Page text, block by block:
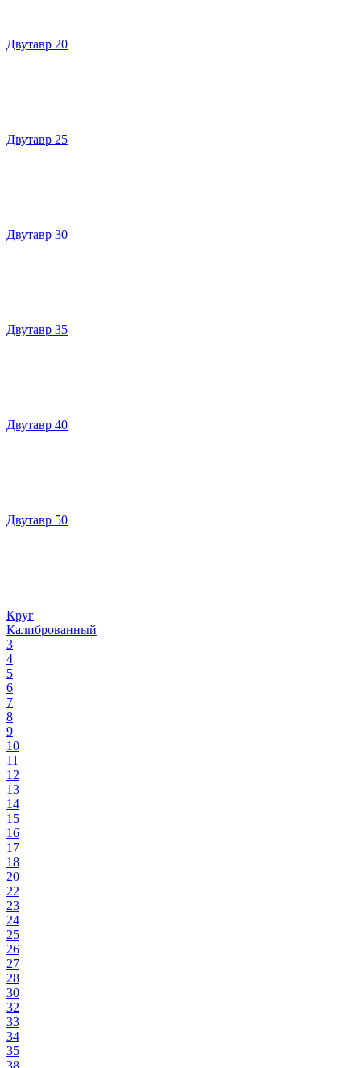
Двутавр 20
Двутавр 25
Двутавр 30
Двутавр 35
Двутавр 40
Двутавр 50
Круг
Калиброванный
3
4
5
6
7
8
9
10
11
12
13
14
15
16
17
18
20
22
23
24
25
26
27
28
30
32
33
34
35
38